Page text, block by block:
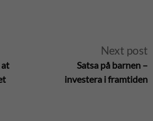
at
Next post
Satsa på barnen –
investera i framtiden